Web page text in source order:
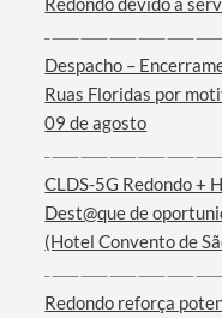
Filtros
Despacho –
Ruas Floridas por
09 de agosto
CLDS-5G Redondo +
Dest@que de
(Hotel Convento de
Redondo reforça